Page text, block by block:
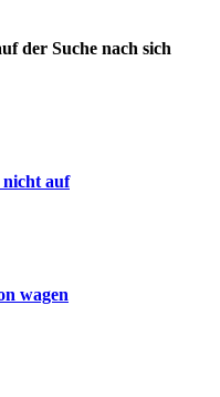
der Suche nach sich
auf
wagen